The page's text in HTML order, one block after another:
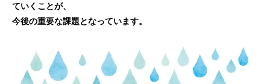
ていくことが、
今後の重要な課題となっています。